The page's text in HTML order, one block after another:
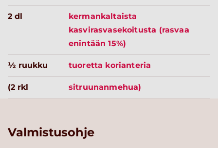
2 dl
kermankaltaista
kasvirasvasekoitusta (rasvaa
enintään 15%)
½ ruukku tuoretta korianteria
(2 rkl sitruunanmehua)
Valmistusohje